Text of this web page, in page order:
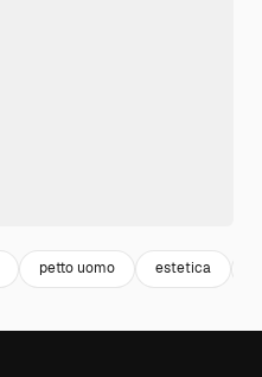
petto uomo estetica